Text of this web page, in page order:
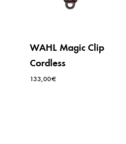
WAHL Magic Clip
Cordless
133,00€